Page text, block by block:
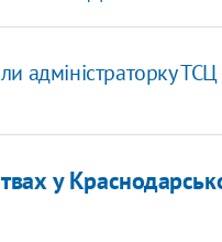
адміністраторку
у